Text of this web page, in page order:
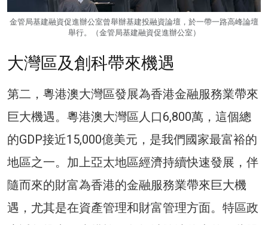
金管局基建融資促進辦公室曾舉辦基建投融資論壇，於一帶一路高峰論壇
舉行。（金管局基建融資促進辦公室）
大灣區及創科帶來機遇
第二，粵港澳大灣區發展為香港金融服務業帶來
巨大機遇。粵港澳大灣區人口6,800萬，這個總
的GDP接近15,000億美元，是我們國家最富裕的
地區之一。加上亞太地區經濟持續快速發展，伴
隨而來的財富為香港的金融服務業帶來巨大機
遇，尤其是在資產管理和財富管理方面。特區政